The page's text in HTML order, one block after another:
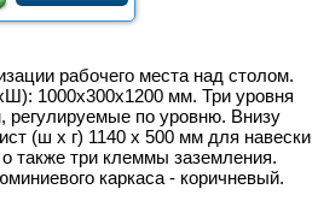
рабочего места над столом.
1000х300х1200 мм. Три уровня
регулируемые по уровню. Внизу
(ш х г) 1140 х 500 мм для навески
также три клеммы заземления.
каркаса - коричневый.